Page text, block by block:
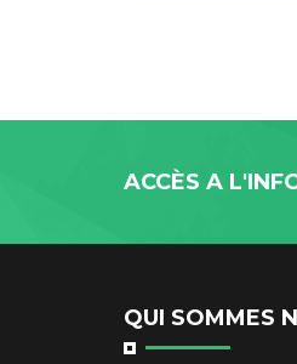
ACCÈS A
QUI SOMMES